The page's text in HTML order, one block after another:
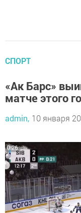
СПОРТ
«Ак Барс»
матче этого
admin, 10 января